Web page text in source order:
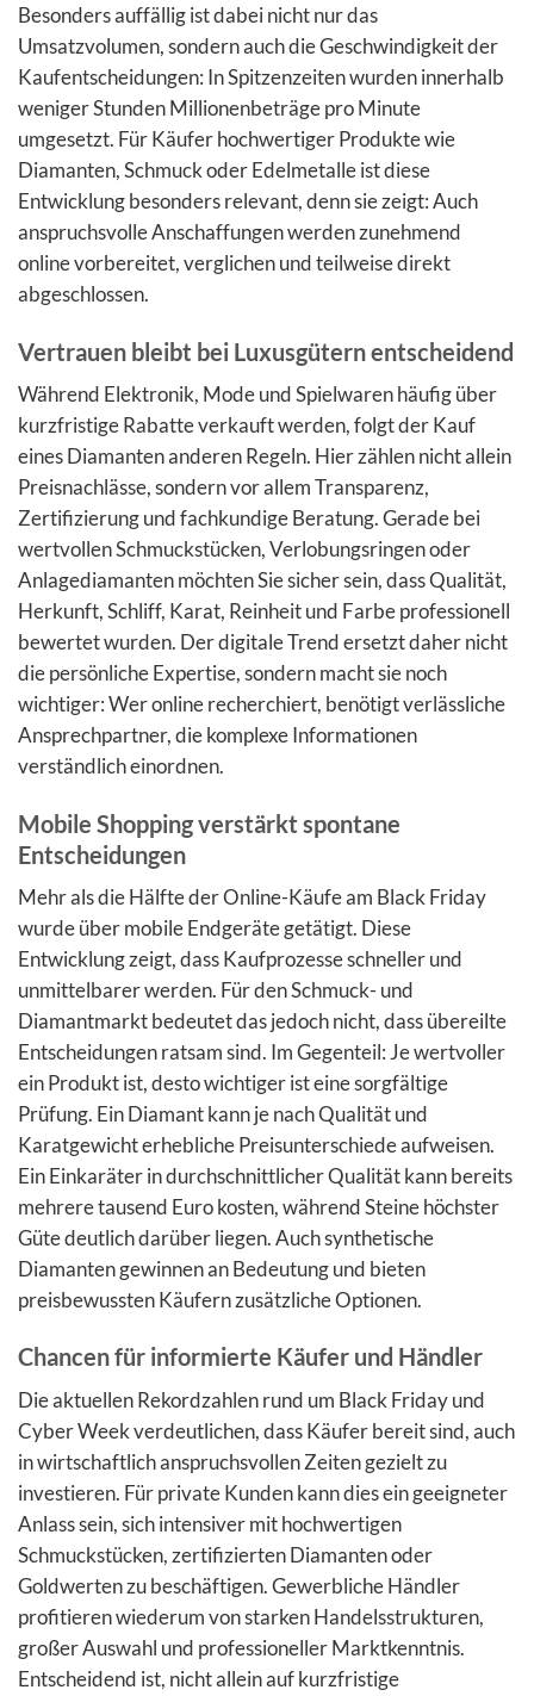
Besonders auffällig ist dabei nicht nur das
Umsatzvolumen, sondern auch die Geschwindigkeit der
Kaufentscheidungen: In Spitzenzeiten wurden innerhalb
weniger Stunden Millionenbeträge pro Minute
umgesetzt. Für Käufer hochwertiger Produkte wie
Diamanten, Schmuck oder Edelmetalle ist diese
Entwicklung besonders relevant, denn sie zeigt: Auch
anspruchsvolle Anschaffungen werden zunehmend
online vorbereitet, verglichen und teilweise direkt
abgeschlossen.
Vertrauen bleibt bei Luxusgütern entscheidend
Während Elektronik, Mode und Spielwaren häufig über
kurzfristige Rabatte verkauft werden, folgt der Kauf
eines Diamanten anderen Regeln. Hier zählen nicht allein
Preisnachlässe, sondern vor allem Transparenz,
Zertifizierung und fachkundige Beratung. Gerade bei
wertvollen Schmuckstücken, Verlobungsringen oder
Anlagediamanten möchten Sie sicher sein, dass Qualität,
Herkunft, Schliff, Karat, Reinheit und Farbe professionell
bewertet wurden. Der digitale Trend ersetzt daher nicht
die persönliche Expertise, sondern macht sie noch
wichtiger: Wer online recherchiert, benötigt verlässliche
Ansprechpartner, die komplexe Informationen
verständlich einordnen.
Mobile Shopping verstärkt spontane
Entscheidungen
Mehr als die Hälfte der Online-Käufe am Black Friday
wurde über mobile Endgeräte getätigt. Diese
Entwicklung zeigt, dass Kaufprozesse schneller und
unmittelbarer werden. Für den Schmuck- und
Diamantmarkt bedeutet das jedoch nicht, dass übereilte
Entscheidungen ratsam sind. Im Gegenteil: Je wertvoller
ein Produkt ist, desto wichtiger ist eine sorgfältige
Prüfung. Ein Diamant kann je nach Qualität und
Karatgewicht erhebliche Preisunterschiede aufweisen.
Ein Einkaräter in durchschnittlicher Qualität kann bereits
mehrere tausend Euro kosten, während Steine höchster
Güte deutlich darüber liegen. Auch synthetische
Diamanten gewinnen an Bedeutung und bieten
preisbewussten Käufern zusätzliche Optionen.
Chancen für informierte Käufer und Händler
Die aktuellen Rekordzahlen rund um Black Friday und
Cyber Week verdeutlichen, dass Käufer bereit sind, auch
in wirtschaftlich anspruchsvollen Zeiten gezielt zu
investieren. Für private Kunden kann dies ein geeigneter
Anlass sein, sich intensiver mit hochwertigen
Schmuckstücken, zertifizierten Diamanten oder
Goldwerten zu beschäftigen. Gewerbliche Händler
profitieren wiederum von starken Handelsstrukturen,
großer Auswahl und professioneller Marktkenntnis.
Entscheidend ist, nicht allein auf kurzfristige